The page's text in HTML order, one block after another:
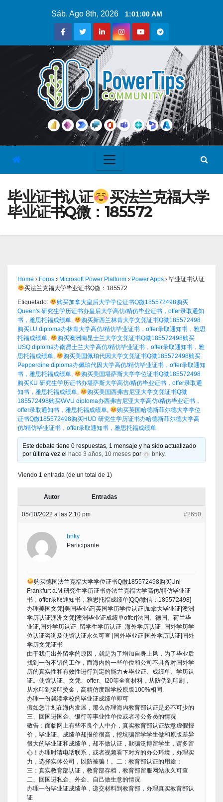
Sáb. Ago 8th, 2026 1:01:01 AM
毕业证书认证
买法兰克福大学
毕业证书Q微：185572
Home › Foros › Microsoft Power Platform › Power Apps › 毕业证书认证
买法兰克福大学毕业证书Q微：185572
Etiquetado:
购买加拿大皇后大学学位证书Q微185572498购买
Queen's 研究生学历证书办皇后大学高仿/精仿毕业证书，offer录取通知
书，雅思托福成绩单,
购买新西兰林肯大学文凭证书Q微185572498
购买LU diploma办林肯大学高仿/精仿毕业证书，offer录取通知书，雅思
托福成绩单,
购买澳洲南昆士兰大学文凭证书Q微185572498购买
USQ diploma办南昆士兰大学高仿/精仿毕业证书，offer录取通知书，雅
思托福成绩单,
购买美国佩珀代因大学文凭证书Q微185572498购买
Pepperdine diploma办佩珀代因大学高仿/精仿毕业证书，offer录取通知
书，雅思托福成绩单,
购买美国堪萨斯大学学位证书Q微185572498
购买KU 研究生学历证书办堪萨斯大学高仿/精仿毕业证书，offer录取通
知书，雅思托福成绩单,
购买美国西弗吉尼亚大学文凭证书Q微
185572498购买WVU diploma办西弗吉尼亚大学高仿/精仿毕业证书，
offer录取通知书，雅思托福成绩单,
购买英国哈德斯菲尔德大学学位
证书Q微185572498购买HUD 研究生学历证书办哈德斯菲尔德大学高
仿/精仿毕业证书，offer录取通知书，雅思托福成绩单
Este debate tiene 0 respuestas, 1 mensaje y ha sido actualizado
por última vez el
hace 3 años, 10 meses por bnky.
Viendo 1 entrada (de un total de 1)
Autor Entradas
05/10/2022 a las 2:10 pm #2650
bnky
Participante
购买德国法兰克福大学学位证书Q微185572498购买Uni
Frankfurt a.M 研究生学历证书办法兰克福大学高仿/精仿毕业证
书，offer录取通知书，雅思托福成绩单[QQ/微信：185572498]
办理美国文凭|美国毕业证|英国学历学位认证|加拿大毕业证|澳洲
学历认证澳洲文凭|澳洲毕业证成绩单offer|法国、德国、荷兰毕
业证,国外学历认证_留学生学历认证_海外学历认证_国外学历学
位认证咨询及使馆认证永久可查 |国外毕业证|国外学历认证|国外
学历文凭证书
由于我们出外留学的原因，就是为了增加自身上风，为了毕业后
找到一份不错的工作，而海内的一些单位和公司不具备对国外学
历的真实性和有效性进行判定的能力★毕业证、成绩单、学历认
证。使馆认证、文凭、offer、I20等全套材料，从防伪到印刷，
从水印到钢印烫金，高精仿度跟学校原版100%相同.
办理一份就读学校的毕业证成绩单即可
假如您计划在海内发展，那么办理海内教育部认证是必不可少的
三、回国进国企、银行等事业性单位或者考公务员的情况
敬告：面临网上有些不良个人中介，真实教育部认证故意虚假报
价，毕业证、成绩单却报价很高，挖坑骗留学学生做和原版差异
很大的毕业证和成绩单，却不做认证，欺骗泛博留学生，请多留
心！办理时请电话联系，或者视频看下对方的办公环境，办理实
力，选择实体公司，以防被骗！。二：教育部认证的用途：
三：真实教育部认证，教育部存档，教育部留服网站永久可查
二、回国进私企、外企、自己做生意的情况
办理一份毕业证成绩单，递交材料到教育部，办理真实教育部认
证